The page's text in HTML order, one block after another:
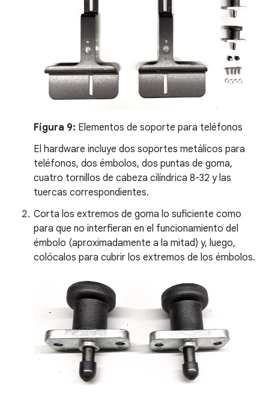
Figura 9: Elementos de soporte para teléfonos
El hardware incluye dos soportes metálicos para
teléfonos, dos émbolos, dos puntas de goma,
cuatro tornillos de cabeza cilíndrica 8-32 y las
tuercas correspondientes.
Corta los extremos de goma lo suficiente como
para que no interfieran en el funcionamiento del
émbolo (aproximadamente a la mitad) y, luego,
colócalos para cubrir los extremos de los émbolos.